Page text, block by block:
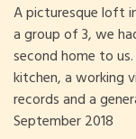
A picturesque loft
a group of 3, we
second home to
kitchen, a working
records and a
September 2018